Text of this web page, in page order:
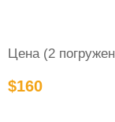
Цена (2
$160